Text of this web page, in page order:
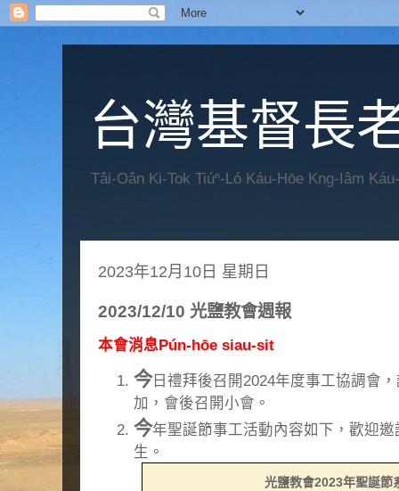
台灣基督長
Tâi-Oân Ki-Tok Tiúⁿ-Ló Káu-Hōe Kng-Iâm
2023年12月10日 星期日
2023/12/10 光鹽教會週報
本會消息Pún-hōe siau-sit
今日禮拜後召開2024年度事工協調會
加，會後召開小會。
今年聖誕節事工活動內容如下，歡迎
生。
光鹽教會2023年聖誕節